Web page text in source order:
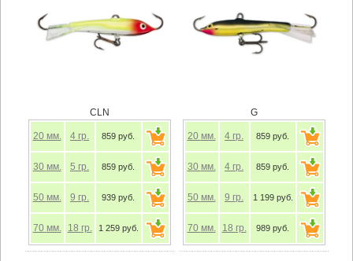
CLN
20 мм. 4 гр. 859 руб.
30 мм. 5 гр. 859 руб.
50 мм. 9 гр. 939 руб.
70 мм. 18 гр. 1 259 руб.
G
20 мм. 4 гр. 859 руб.
30 мм. 4 гр. 859 руб.
50 мм. 9 гр. 1 199 руб.
70 мм. 18 гр. 989 руб.